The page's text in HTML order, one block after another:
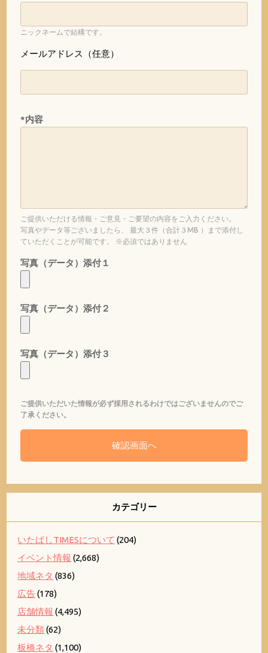
ニックネームで結構です。
メールアドレス（任意）
*内容
ご提供いただける情報・ご意見・ご要望の内容をご入力ください。
写真やデータ等ございましたら、 最大３件（合計３MB ）まで添付し
ていただくことが可能です。 ※必須ではありません
写真（データ）添付１
写真（データ）添付２
写真（データ）添付３
ご提供いただいた情報が必ず採用されるわけではございませんのでご
了承ください。
カテゴリー
いたばしTIMESについて (204)
イベント情報 (2,668)
地域ネタ (836)
広告(178)
店舗情報 (4,495)
未分類(62)
板橋ネタ (1,100)